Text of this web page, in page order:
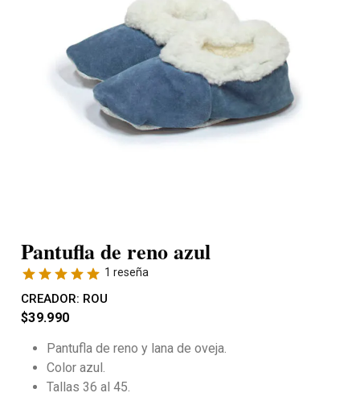
Pantufla de reno azul
1 reseña
CREADOR: ROU
$39.990
Pantufla de reno y lana de oveja.
Color azul.
Tallas 36 al 45.